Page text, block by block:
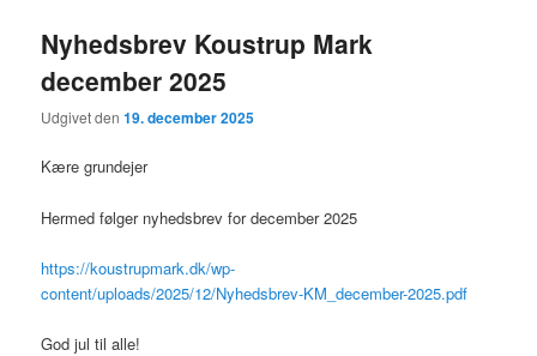
Nyhedsbrev Koustrup Mark
december 2025
Udgivet den19. december 2025
Kære grundejer
Hermed følger nyhedsbrev for december 2025
https://koustrupmark.dk/wp-
content/uploads/2025/12/Nyhedsbrev-KM_december-2025.pdf
God jul til alle!